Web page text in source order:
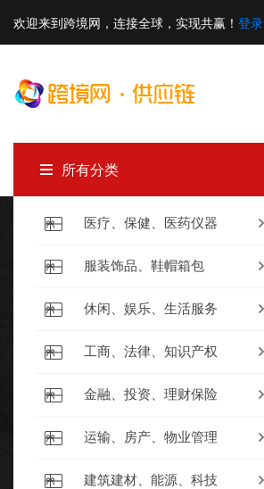
欢迎来到跨境网，连接全球，实现共赢！ 登录
所有分类
医疗、保健、医药仪器
服装饰品、鞋帽箱包
休闲、娱乐、生活服务
工商、法律、知识产权
金融、投资、理财保险
运输、房产、物业管理
建筑建材、能源、科技